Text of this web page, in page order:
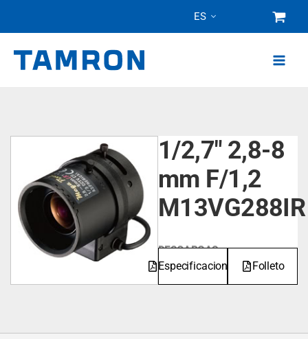
contenido
ES
1/2,7" 2,8-8
mm F/1,2
M13VG288IR
DESCARGAS
Especificaciones Folleto